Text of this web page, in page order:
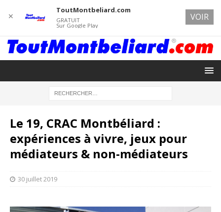
Le 19, CRAC Montbéliard :
expériences à vivre, jeux pour
médiateurs & non-médiateurs
30 juillet 2019
✕
ToutMontbeliard.com
GRATUIT
Sur Google Play
VOIR